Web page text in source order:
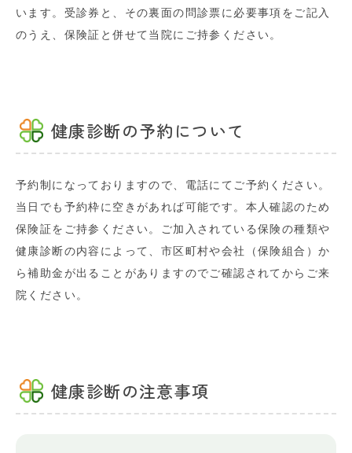
います。受診券と、その裏面の問診票に必要事項をご記入
のうえ、保険証と併せて当院にご持参ください。
健康診断の予約について
予約制になっておりますので、電話にてご予約ください。
当日でも予約枠に空きがあれば可能です。本人確認のため
保険証をご持参ください。ご加入されている保険の種類や
健康診断の内容によって、市区町村や会社（保険組合）か
ら補助金が出ることがありますのでご確認されてからご来
院ください。
健康診断の注意事項